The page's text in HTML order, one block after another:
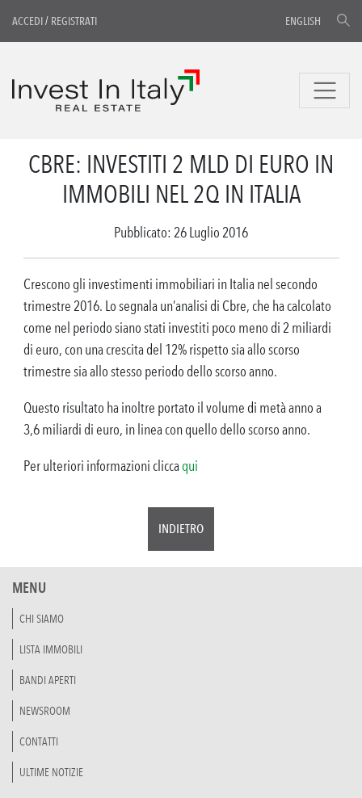
ACCEDI/ REGISTRATI ENGLISH
CBRE: INVESTITI 2 MLD DI EURO IN
IMMOBILI NEL 2Q IN ITALIA
Pubblicato: 26 Luglio 2016
Crescono gli investimenti immobiliari in Italia nel secondo
trimestre 2016. Lo segnala un’analisi di Cbre, che ha calcolato
come nel periodo siano stati investiti poco meno di 2 miliardi
di euro, con una crescita del 12% rispetto sia allo scorso
trimestre sia allo stesso periodo dello scorso anno.
Questo risultato ha inoltre portato il volume di metà anno a
3,6 miliardi di euro, in linea con quello dello scorso anno.
Per ulteriori informazioni cliccaqui
INDIETRO
MENU
CHI SIAMO
LISTA IMMOBILI
BANDI APERTI
NEWSROOM
CONTATTI
ULTIME NOTIZIE